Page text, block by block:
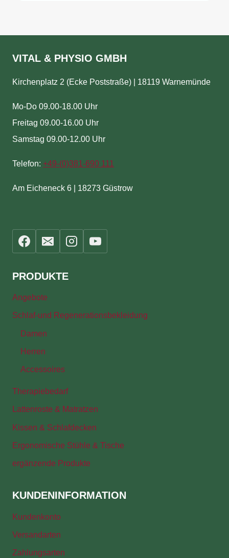
VITAL & PHYSIO GMBH
Kirchenplatz 2 (Ecke Poststraße) | 18119 Warnemünde
Mo-Do 09.00-18.00 Uhr
Freitag 09.00-16.00 Uhr
Samstag 09.00-12.00 Uhr
Telefon: +49-(0)381-690 111
Am Eicheneck 6 | 18273 Güstrow
PRODUKTE
Angebote
Schlaf-und Regenerationsbekleidung
Damen
Herren
Accessoires
Therapiebedarf
Lattenroste & Matratzen
Kissen & Schlafdecken
Ergonomische Stühle & Tische
ergänzende Produkte
KUNDENINFORMATION
Kundenkonto
Versandarten
Zahlungsarten